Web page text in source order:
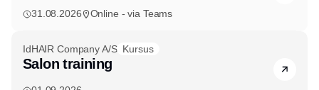
31.08.2026 Online - via Teams
IdHAIR Company A/S Kursus
Salon training